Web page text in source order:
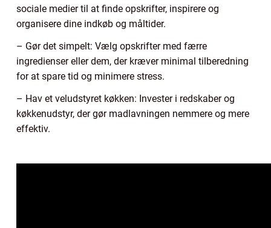
sociale medier til at finde opskrifter, inspirere og
organisere dine indkøb og måltider.
– Gør det simpelt: Vælg opskrifter med færre
ingredienser eller dem, der kræver minimal tilberedning
for at spare tid og minimere stress.
– Hav et veludstyret køkken: Invester i redskaber og
køkkenudstyr, der gør madlavningen nemmere og mere
effektiv.